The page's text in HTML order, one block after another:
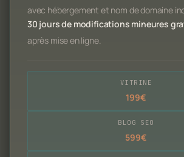
avec hébergement et nom de domaine
30 jours de modifications mineures
après mise en ligne.
VITRINE
199€
BLOG SEO
599€